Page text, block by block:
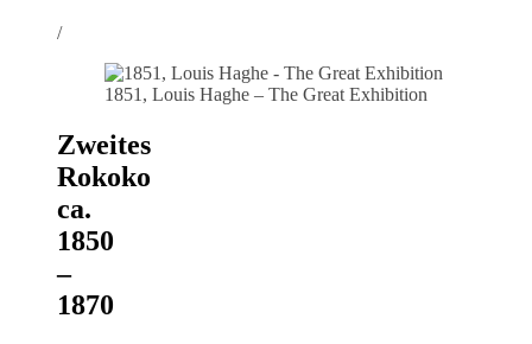
/
1851, Louis Haghe – The Great Exhibition
Zweites
Rokoko
ca.
1850
–
1870